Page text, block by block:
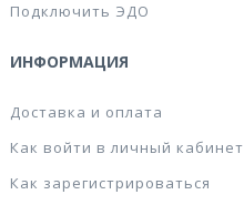
Подключить ЭДО
ИНФОРМАЦИЯ
Доставка и оплата
Как войти в личный кабинет
Как зарегистрироваться